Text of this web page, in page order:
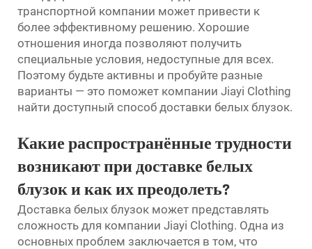
транспортной компании может привести к
более эффективному решению. Хорошие
отношения иногда позволяют получить
специальные условия, недоступные для всех.
Поэтому будьте активны и пробуйте разные
варианты — это поможет компании Jiayi Clothing
найти доступный способ доставки белых блузок.
Какие распространённые трудности
возникают при доставке белых
блузок и как их преодолеть?
Доставка белых блузок может представлять
сложность для компании Jiayi Clothing. Одна из
основных проблем заключается в том, что